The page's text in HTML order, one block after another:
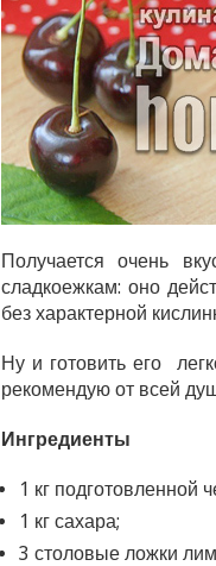
Получается очень
сладкоежкам: оно
без характерной
Ну и готовить его
рекомендую от всей
Ингредиенты
1 кг подготовленной
1 кг сахара;
3 столовые ложки